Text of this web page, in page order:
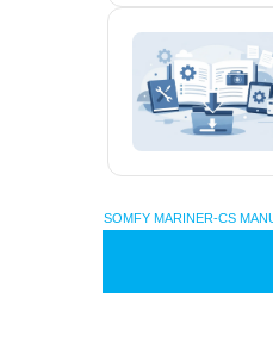
SOMFY MARINER-CS